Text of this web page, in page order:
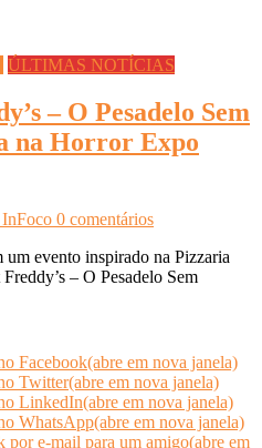
ÚLTIMAS NOTÍCIAS
– O Pesadelo Sem
na Horror Expo
0 comentários
evento inspirado na Pizzaria
– O Pesadelo Sem
Facebook(abre em nova janela)
Twitter(abre em nova janela)
LinkedIn(abre em nova janela)
WhatsApp(abre em nova janela)
e-mail para um amigo(abre em